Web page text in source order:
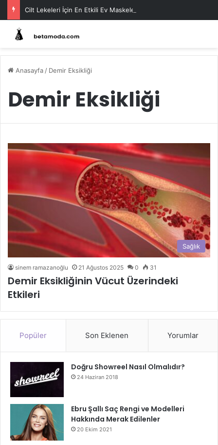
Cilt Lekeleri İçin En Etkili Ev Maskeleri
Anasayfa / Demir Eksikliği
Demir Eksikliği
Sağlık
sinem ramazanoğlu 21 Ağustos 2025 0 31
Demir Eksikliğinin Vücut Üzerindeki
Etkileri
Popüler Son Eklenen Yorumlar
Doğru Showreel Nasıl Olmalıdır?
24 Haziran 2018
Ebru Şallı Saç Rengi ve Modelleri
Hakkında Merak Edilenler
20 Ekim 2021